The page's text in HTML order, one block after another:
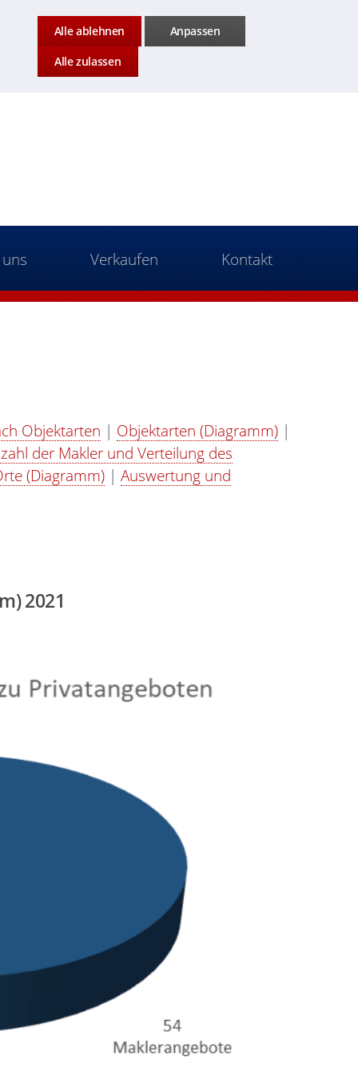
Alle ablehnen
Anpassen
Alle zulassen
Verkaufen Kontakt
Objektarten | Objektarten (Diagramm) |
der Makler und Verteilung des
(Diagramm) | Auswertung und
2021